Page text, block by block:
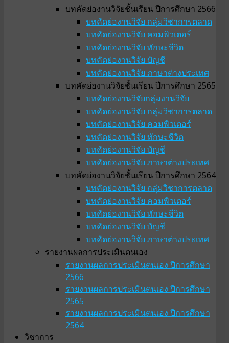
บทคัดย่องานวิจัยชั้นเรียน ปีการศึกษา 2566
บทคัดย่องานวิจัย กลุ่มวิชาการตลาด
บทคัดย่องานวิจัย คอมพิวเตอร์
บทคัดย่องานวิจัย ทักษะชีวิต
บทคัดย่องานวิจัย บัญชี
บทคัดย่องานวิจัย ภาษาต่างประเทศ
บทคัดย่องานวิจัยชั้นเรียน ปีการศึกษา 2565
บทคัดย่องานวิจัยกลุ่มงานวิจัย
บทคัดย่องานวิจัย กลุ่มวิชาการตลาด
บทคัดย่องานวิจัย คอมพิวเตอร์
บทคัดย่องานวิจัย ทักษะชีวิต
บทคัดย่องานวิจัย บัญชี
บทคัดย่องานวิจัย ภาษาต่างประเทศ
บทคัดย่องานวิจัยชั้นเรียน ปีการศึกษา 2564
บทคัดย่องานวิจัย กลุ่มวิชาการตลาด
บทคัดย่องานวิจัย คอมพิวเตอร์
บทคัดย่องานวิจัย ทักษะชีวิต
บทคัดย่องานวิจัย บัญชี
บทคัดย่องานวิจัย ภาษาต่างประเทศ
รายงานผลการประเมินตนเอง
รายงานผลการประเมินตนเอง ปีการศึกษา
2566
รายงานผลการประเมินตนเอง ปีการศึกษา
2565
รายงานผลการประเมินตนเอง ปีการศึกษา
2564
วิชาการ